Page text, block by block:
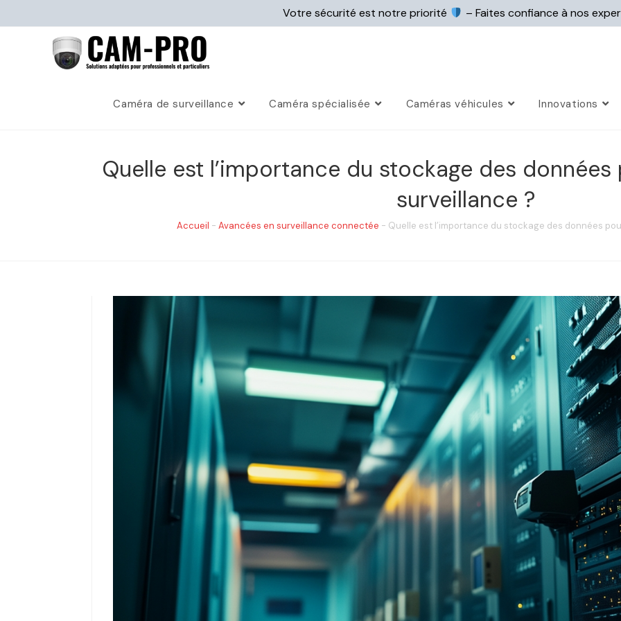
Votre sécurité est notre priorité – Faites confiance à nos
Caméra de surveillance Caméra spécialisée Caméras véhicules Innovations
Quelle est l’importance du stockage des
surveillance ?
Accueil - Avancées en surveillance connectée - Quelle est l’importance du stockage des données